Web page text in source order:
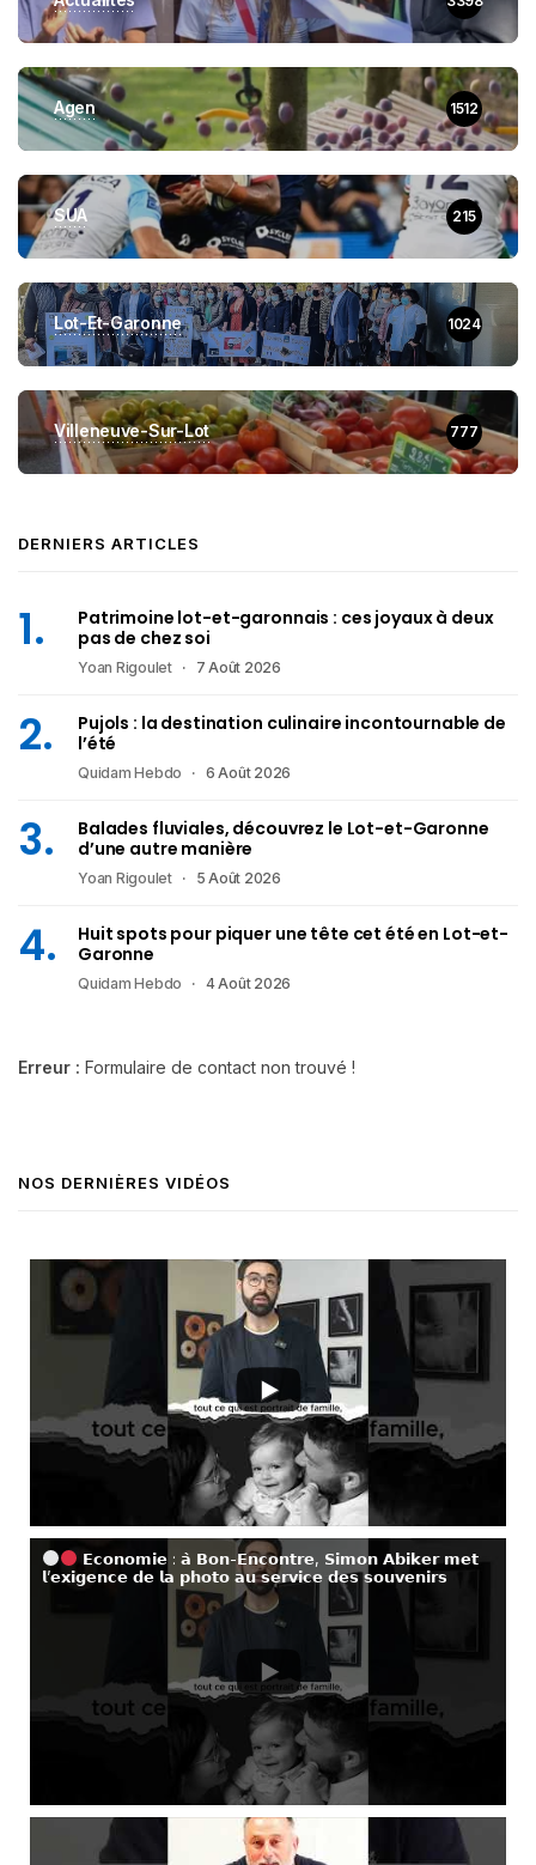
Agen 1512
SUA 215
Lot-Et-Garonne 1024
Villeneuve-Sur-Lot 777
DERNIERS ARTICLES
Patrimoine lot-et-garonnais : ces joyaux à deux
pas de chez soi
Yoan Rigoulet 7 Août 2026
Pujols : la destination culinaire incontournable de
l’été
Quidam Hebdo 6 Août 2026
Balades fluviales, découvrez le Lot-et-Garonne
d’une autre manière
Yoan Rigoulet 5 Août 2026
Huit spots pour piquer une tête cet été en Lot-et-
Garonne
Quidam Hebdo 4 Août 2026
Erreur : Formulaire de contact non trouvé !
NOS DERNIÈRES VIDÉOS
𝗘𝗰𝗼𝗻𝗼𝗺𝗶𝗲 : 𝗮̀ 𝗕𝗼𝗻-𝗘𝗻𝗰𝗼𝗻𝘁𝗿𝗲, 𝗦𝗶𝗺𝗼𝗻 𝗔𝗯𝗶𝗸𝗲𝗿 𝗺𝗲𝘁
𝗹’𝗲𝘅𝗶𝗴𝗲𝗻𝗰𝗲 𝗱𝗲 𝗹𝗮 𝗽𝗵𝗼𝘁𝗼 𝗮𝘂 𝘀𝗲𝗿𝘃𝗶𝗰𝗲 𝗱𝗲𝘀 𝘀𝗼𝘂𝘃𝗲𝗻𝗶𝗿𝘀